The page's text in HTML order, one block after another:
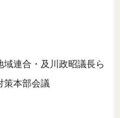
連合・及川政昭議長ら
策本部会議